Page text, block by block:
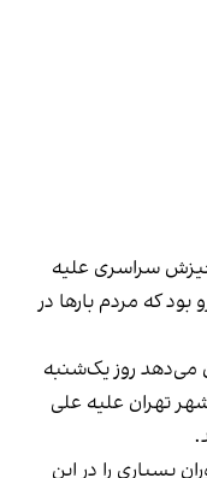
خیزش سراسری علیه
که مردم بارها در
می‌دهد روز یک‌شنبه
تهران علیه علی
بسیاری را در این